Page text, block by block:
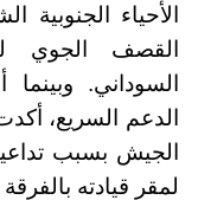
الأحياء الجنوبية
القصف الجوي
السوداني.
الدعم السريع،
الجيش بسبب
لمقر قيادته